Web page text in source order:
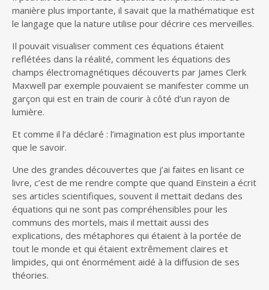
manière plus importante, il savait que la mathématique est
le langage que la nature utilise pour décrire ces merveilles.
Il pouvait visualiser comment ces équations étaient
reflétées dans la réalité, comment les équations des
champs électromagnétiques découverts par James Clerk
Maxwell par exemple pouvaient se manifester comme un
garçon qui est en train de courir à côté d’un rayon de
lumière.
Et comme il l’a déclaré : l’imagination est plus importante
que le savoir.
Une des grandes découvertes que j’ai faites en lisant ce
livre, c’est de me rendre compte que quand Einstein a écrit
ses articles scientifiques, souvent il mettait dedans des
équations qui ne sont pas compréhensibles pour les
communs des mortels, mais il mettait aussi des
explications, des métaphores qui étaient à la portée de
tout le monde et qui étaient extrêmement claires et
limpides, qui ont énormément aidé à la diffusion de ses
théories.